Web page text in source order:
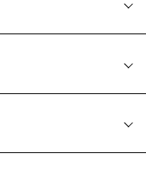
さりげないアクセント
入っているコラボならで
を知りたい方へ